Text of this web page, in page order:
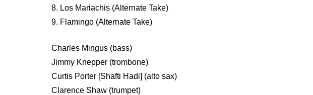
8. Los Mariachis (Alternate Take)
9. Flamingo (Alternate Take)
Charles Mingus (bass)
Jimmy Knepper (trombone)
Curtis Porter [Shafti Hadi] (alto sax)
Clarence Shaw (trumpet)